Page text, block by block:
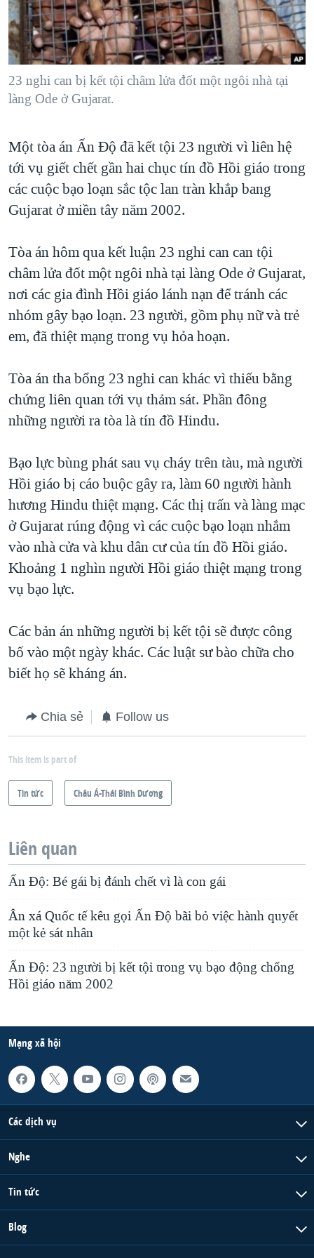
"Tìm"NGƯỜI VIỆT HẢI NGOẠI
ĐỜI SỐNG
KINH TẾ
KHOA HỌC
VĂN HOÁ
THỂ THAO
GIÁO DỤC
TẠI
HÀNH TRÌNH BẦU CỬ 2024
MỘT NĂM CHIẾN TRANH TẠI DẢI GAZA
GIẢI MÃ VÀNH ĐAI & CON ĐƯỜNG
NGÀY TỊ NẠN THẾ GIỚI
GROUND ZERO – XƯA VÀ NAY
CHI PHÍ CHIẾN TRANH AFGHANISTAN
CÁC GIÁ TRỊ CỘNG HÒA Ở VIỆT NAM
TRỊNH VĨNH BÌNH VS. CHÍNH PHỦ VIỆT NAM
NGƯ DÂN VIỆT VÀ LÀN SÓNG TRỘM HẢI SÂM
BÊN KIA QUỐC LỘ: TIẾNG VỌNG TỪ NÔNG THÔN MỸ
QUAN HỆ VIỆT MỸ
VIDEO
NGHE
MẠNG XÃ HỘI
Ngôn ngữ khác
23 nghi can bị kết tội châm lửa đốt một ngôi nhà tại
làng Ode ở Gujarat.
Một tòa án Ấn Độ đã kết tội 23 người vì liên hệ
tới vụ giết chết gần hai chục tín đồ Hồi giáo trong
các cuộc bạo loạn sắc tộc lan tràn khắp bang
Gujarat ở miền tây năm 2002.
Tòa án hôm qua kết luận 23 nghi can can tội
châm lửa đốt một ngôi nhà tại làng Ode ở Gujarat,
nơi các gia đình Hồi giáo lánh nạn để tránh các
nhóm gây bạo loạn. 23 người, gồm phụ nữ và trẻ
em, đã thiệt mạng trong vụ hỏa hoạn.
Tòa án tha bổng 23 nghi can khác vì thiếu bằng
chứng liên quan tới vụ thảm sát. Phần đông
những người ra tòa là tín đồ Hindu.
Bạo lực bùng phát sau vụ cháy trên tàu, mà người
Hồi giáo bị cáo buộc gây ra, làm 60 người hành
hương Hindu thiệt mạng. Các thị trấn và làng mạc
ở Gujarat rúng động vì các cuộc bạo loạn nhắm
vào nhà cửa và khu dân cư của tín đồ Hồi giáo.
Khoảng 1 nghìn người Hồi giáo thiệt mạng trong
vụ bạo lực.
Các bản án những người bị kết tội sẽ được công
bố vào một ngày khác. Các luật sư bào chữa cho
biết họ sẽ kháng án.
Chia sẻ Follow us
This item is part of
Tin tức Châu Á-Thái Bình Dương
Liên quan
Ấn Độ: Bé gái bị đánh chết vì là con gái
Ân xá Quốc tế kêu gọi Ấn Độ bãi bỏ việc hành quyết
một kẻ sát nhân
Ấn Độ: 23 người bị kết tội trong vụ bạo động chống
Hồi giáo năm 2002
Mạng xã hội
Các dịch vụ
Nghe
Tin tức
Blog